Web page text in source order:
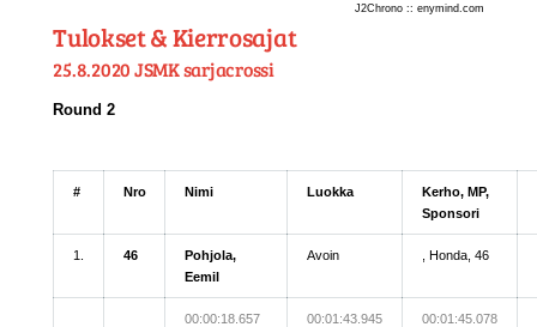
J2Chrono :: enymind.com
Tulokset & Kierrosajat
25.8.2020 JSMK sarjacrossi
Round 2
# Nro Nimi Luokka
Kerho, MP,
Sponsori
1. 46
Pohjola,
Eemil
Avoin , Honda, 46
00:00:18.657 00:01:43.945 00:01:45.078